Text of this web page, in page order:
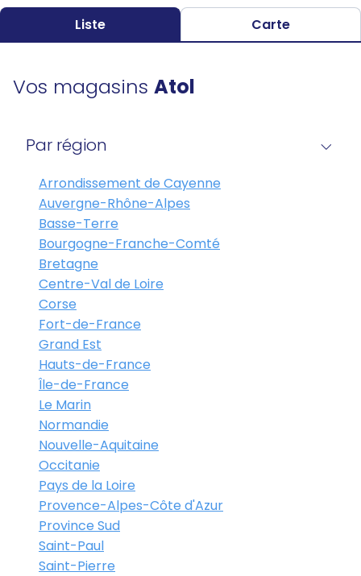
Liste Carte
Vos magasins Atol
Par région
Arrondissement de Cayenne
Auvergne-Rhône-Alpes
Basse-Terre
Bourgogne-Franche-Comté
Bretagne
Centre-Val de Loire
Corse
Fort-de-France
Grand Est
Hauts-de-France
Île-de-France
Le Marin
Normandie
Nouvelle-Aquitaine
Occitanie
Pays de la Loire
Provence-Alpes-Côte d'Azur
Province Sud
Saint-Paul
Saint-Pierre